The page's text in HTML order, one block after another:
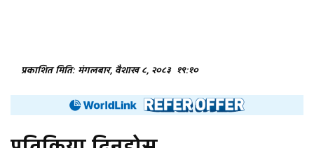
प्रकाशित मिति: मंगलबार, वैशाख ८, २०८३ १९:१०